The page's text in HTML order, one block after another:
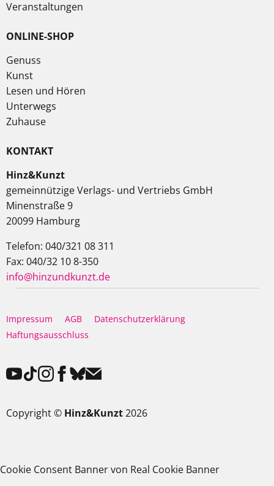
Veranstaltungen
ONLINE-SHOP
Genuss
Kunst
Lesen und Hören
Unterwegs
Zuhause
KONTAKT
Hinz&Kunzt
gemeinnützige Verlags- und Vertriebs GmbH
Minenstraße 9
20099 Hamburg
Telefon: 040/321 08 311
Fax: 040/32 10 8-350
info@hinzundkunzt.de
Impressum AGB
Datenschutzerklärung
Haftungsausschluss
Copyright © Hinz&Kunzt2026
Cookie Consent Banner von Real Cookie Banner